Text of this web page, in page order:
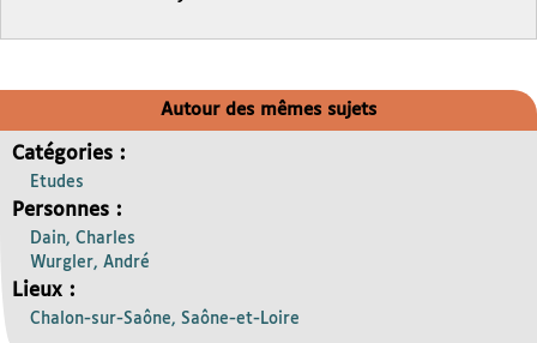
Autour des mêmes sujets
Catégories :
Etudes
Personnes :
Dain, Charles
Wurgler, André
Lieux :
Chalon-sur-Saône, Saône-et-Loire